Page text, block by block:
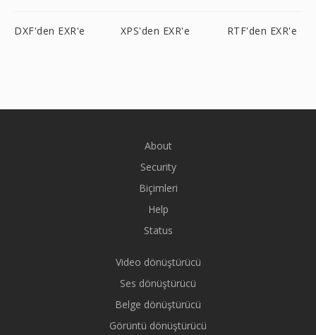
DXF'den EXR'e XPS'den EXR'e RTF'den EXR'e
About
Security
Biçimleri
Help
Status
Video dönüştürücü
Ses dönüştürücü
Belge dönüştürücü
Görüntü dönüştürücü